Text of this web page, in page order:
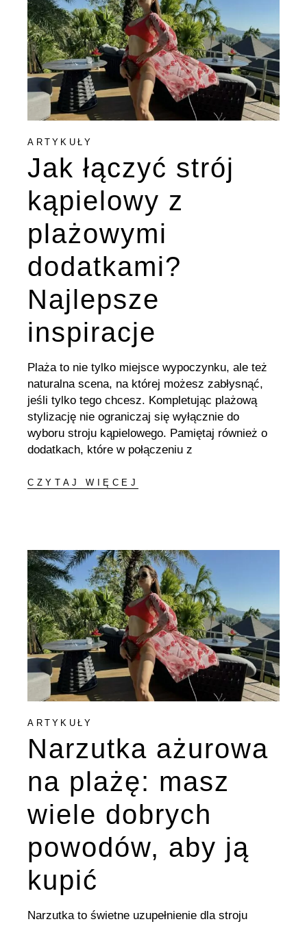
ARTYKUŁY
Jak łączyć strój
kąpielowy z
plażowymi
dodatkami?
Najlepsze
inspiracje
Plaża to nie tylko miejsce wypoczynku, ale też
naturalna scena, na której możesz zabłysnąć,
jeśli tylko tego chcesz. Kompletując plażową
stylizację nie ograniczaj się wyłącznie do
wyboru stroju kąpielowego. Pamiętaj również o
dodatkach, które w połączeniu z
CZYTAJ WIĘCEJ
ARTYKUŁY
Narzutka ażurowa
na plażę: masz
wiele dobrych
powodów, aby ją
kupić
Narzutka to świetne uzupełnienie dla stroju